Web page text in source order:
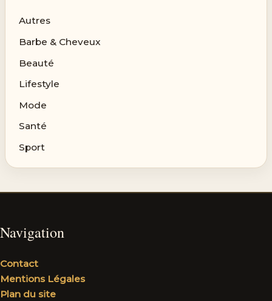
Autres
Barbe & Cheveux
Beauté
Lifestyle
Mode
Santé
Sport
Navigation
Contact
Mentions Légales
Plan du site